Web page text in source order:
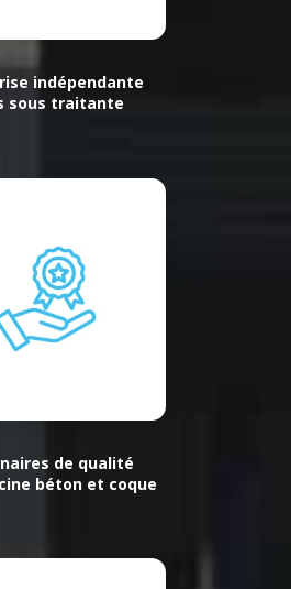
indépendante
sous traitante
de qualité
béton et coque